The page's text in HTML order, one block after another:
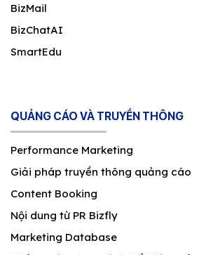
BizMail
BizChatAI
SmartEdu
QUẢNG CÁO VÀ TRUYỀN THÔNG
Performance Marketing
Giải pháp truyền thông quảng cáo
Content Booking
Nội dung từ PR Bizfly
Marketing Database